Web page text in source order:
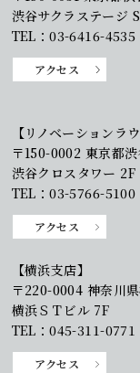
渋谷サクラステージ
TEL：03-6416-
アクセス
【リノベーションラ
〒150-0002 東京都
渋谷クロスタワー 2F
TEL：03-5766-
アクセス
【横浜支店】
〒220-0004 神奈川
横浜ＳＴビル 7F
TEL：045-311-
アクセス